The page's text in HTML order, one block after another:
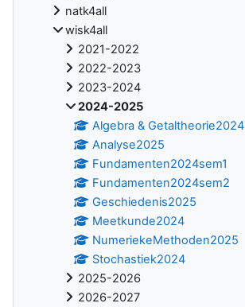
natk4all
wisk4all
2021-2022
2022-2023
2023-2024
2024-2025
Algebra & Getaltheorie2024
Analyse2025
Fundamenten2024sem1
Fundamenten2024sem2
Geschiedenis2025
Meetkunde2024
NumeriekeMethoden2025
Stochastiek2024
2025-2026
2026-2027